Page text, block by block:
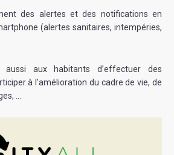
des alertes et des notifications en
(alertes sanitaires, intempéries,
aussi aux habitants d’effectuer des
à l’amélioration du cadre de vie, de
…